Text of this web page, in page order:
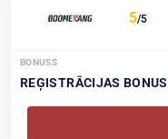
5/5
BONUSS
REĢISTRĀCIJAS